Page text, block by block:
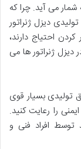
می آید. چرا که
دیزل ژنراتور
احتیاج دارند،
ژنراتور ها می
تولیدی بسیار قوی
را رعایت کنید.
توسط افراد فنی و